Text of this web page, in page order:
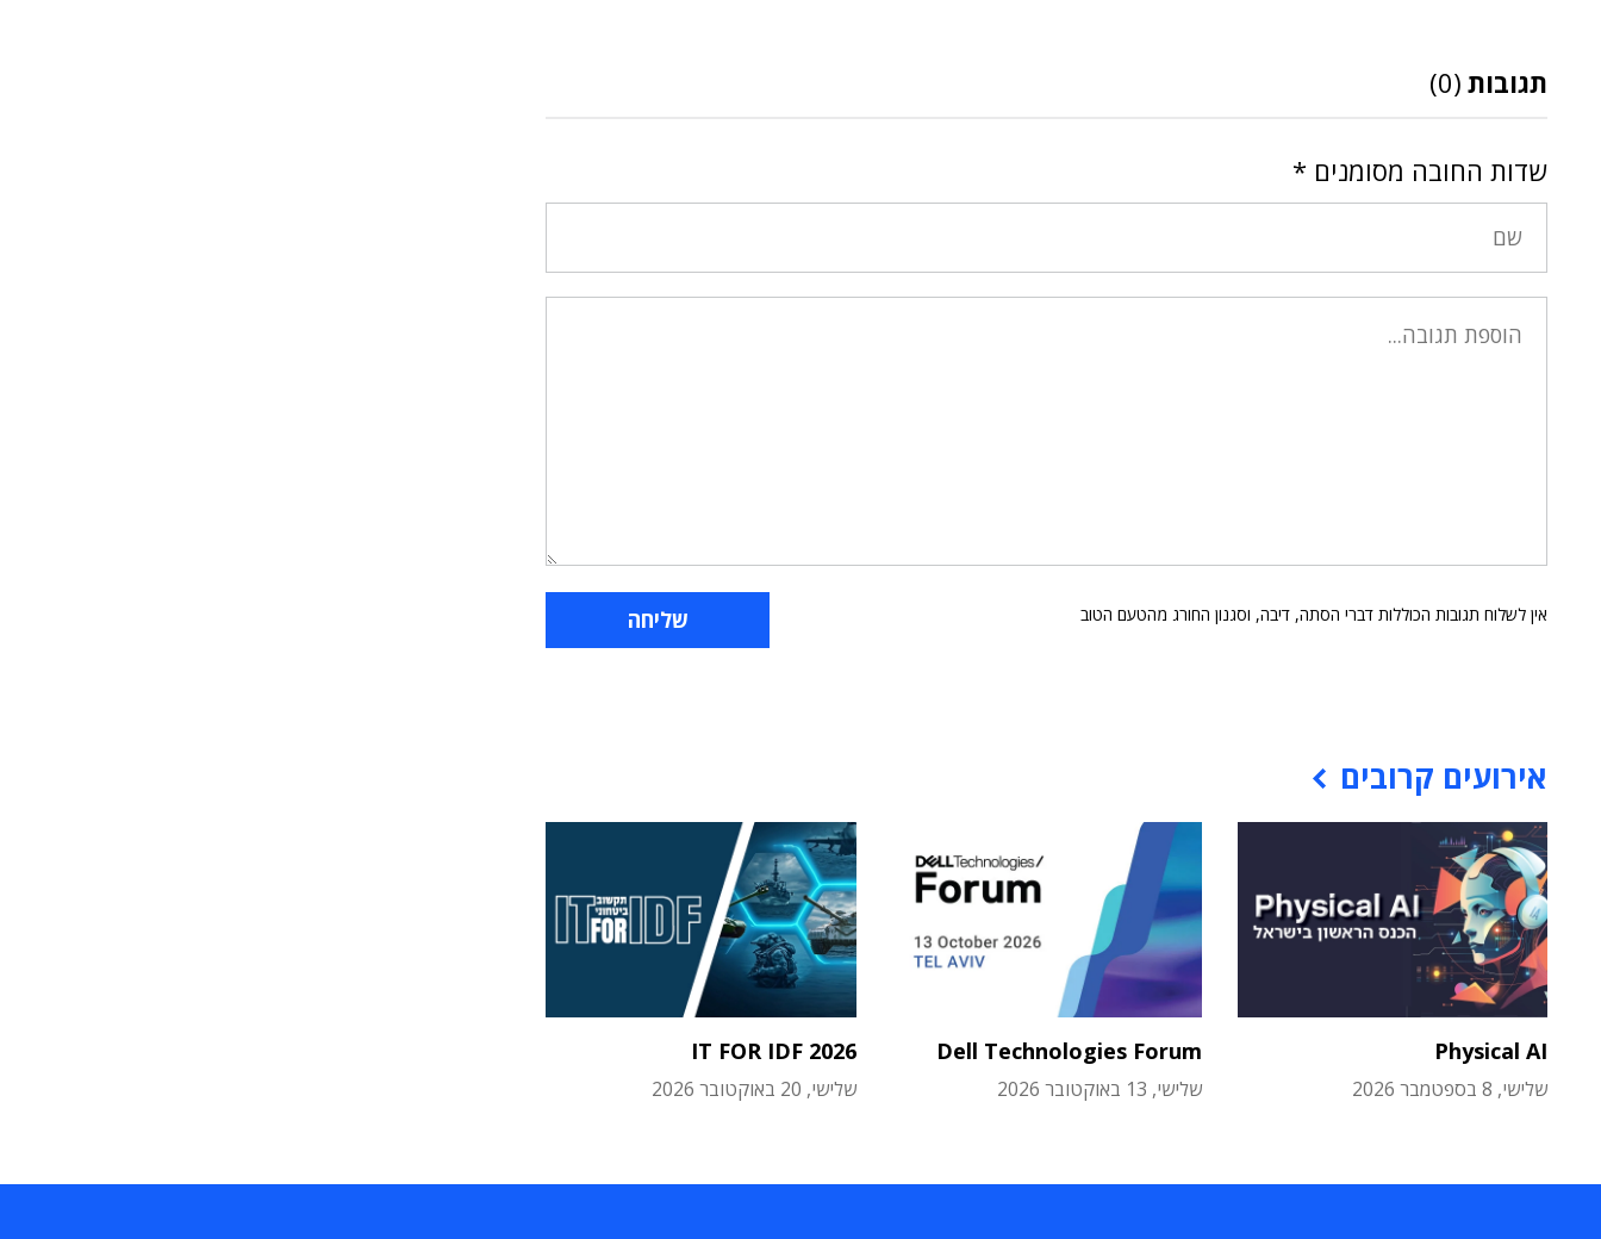
תגובות (0)
שדות החובה מסומנים *
אין לשלוח תגובות הכוללות דברי הסתה, דיבה, וסגנון החורג מהטעם הטוב
אירועים קרובים
Physical AI
שלישי, 8 בספטמבר 2026
Dell Technologies Forum
שלישי, 13 באוקטובר 2026
IT FOR IDF 2026
שלישי, 20 באוקטובר 2026